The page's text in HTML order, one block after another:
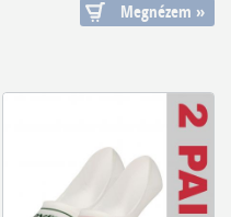
Megnézem »